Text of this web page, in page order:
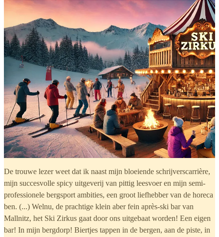
De trouwe lezer weet dat ik naast mijn bloeiende schrijverscarrière,
mijn succesvolle spicy uitgeverij van pittig leesvoer en mijn semi-
professionele bergsport ambities, een groot liefhebber van de horeca
ben. (...) Welnu, de prachtige klein aber fein après-ski bar van
Mallnitz, het Ski Zirkus gaat door ons uitgebaat worden! Een eigen
bar! In mijn bergdorp! Biertjes tappen in de bergen, aan de piste, in